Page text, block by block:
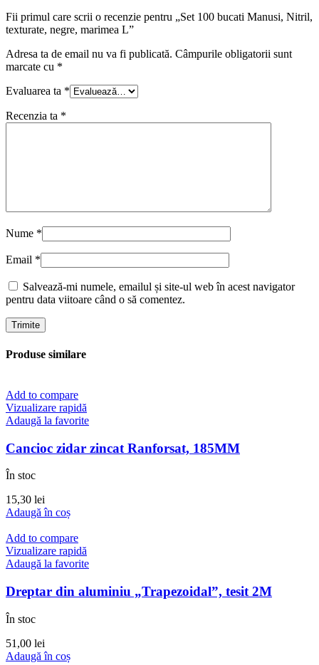
Fii primul care scrii o recenzie pentru „Set 100 bucati Manusi, Nitril,
texturate, negre, marimea L”
Adresa ta de email nu va fi publicată. Câmpurile obligatorii sunt
marcate cu *
Evaluarea ta *
Recenzia ta *
Nume *
Email *
Salvează-mi numele, emailul și site-ul web în acest navigator
pentru data viitoare când o să comentez.
Produse similare
Add to compare
Vizualizare rapidă
Adaugă la favorite
Cancioc zidar zincat Ranforsat, 185MM
În stoc
15,30 lei
Adaugă în coș
Add to compare
Vizualizare rapidă
Adaugă la favorite
Dreptar din aluminiu „Trapezoidal”, tesit 2M
În stoc
51,00 lei
Adaugă în coș